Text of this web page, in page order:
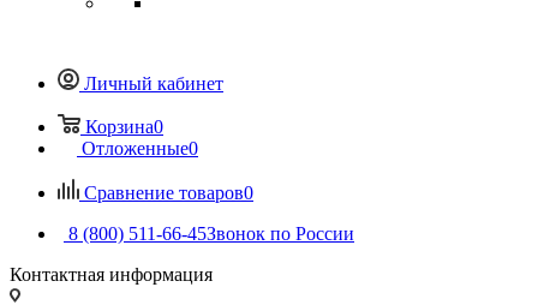
Личный кабинет
Корзина0
Отложенные0
Сравнение товаров0
8 (800) 511-66-45Звонок по России
Контактная информация